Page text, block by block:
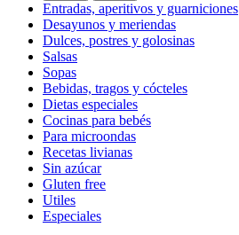
Entradas, aperitivos y guarniciones
Desayunos y meriendas
Dulces, postres y golosinas
Salsas
Sopas
Bebidas, tragos y cócteles
Dietas especiales
Cocinas para bebés
Para microondas
Recetas livianas
Sin azúcar
Gluten free
Utiles
Especiales